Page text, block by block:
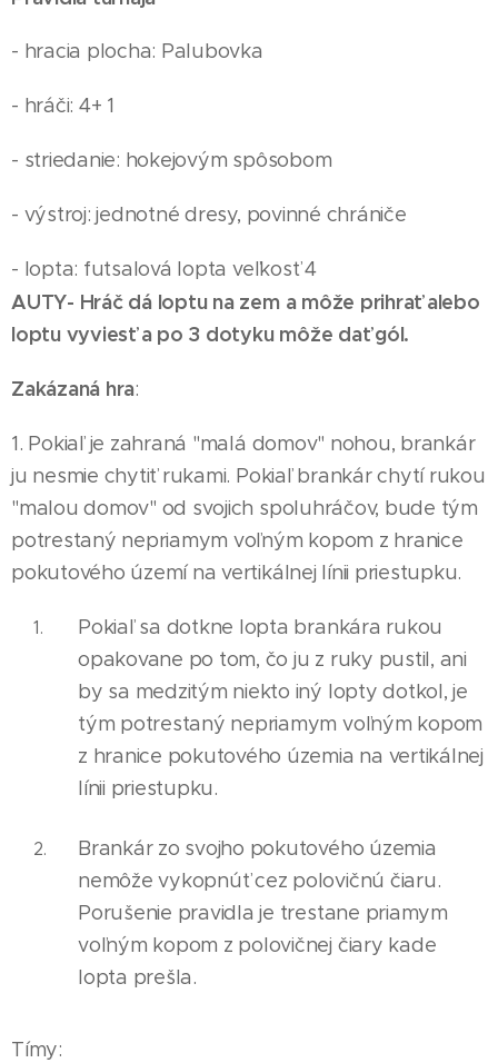
- hracia plocha: Palubovka
- hráči: 4+ 1
- striedanie: hokejovým spôsobom
- výstroj: jednotné dresy, povinné chrániče
- lopta: futsalová lopta veľkosť 4
AUTY- Hráč dá loptu na zem a môže prihrať alebo
loptu vyviesť a po 3 dotyku môže dať gól.
Zakázaná hra:
1. Pokiaľ je zahraná "malá domov" nohou, brankár
ju nesmie chytiť rukami. Pokiaľ brankár chytí rukou
"malou domov" od svojich spoluhráčov, bude tým
potrestaný nepriamym voľným kopom z hranice
pokutového území na vertikálnej línii priestupku.
Pokiaľ sa dotkne lopta brankára rukou
opakovane po tom, čo ju z ruky pustil, ani
by sa medzitým niekto iný lopty dotkol, je
tým potrestaný nepriamym voľným kopom
z hranice pokutového územia na vertikálnej
línii priestupku.
Brankár zo svojho pokutového územia
nemôže vykopnúť cez polovičnú čiaru.
Porušenie pravidla je trestane priamym
voľným kopom z polovičnej čiary kade
lopta prešla.
Tímy: